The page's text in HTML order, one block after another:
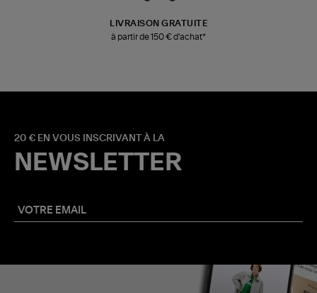
LIVRAISON GRATUITE
à partir de 150 € d'achat*
20 € EN VOUS INSCRIVANT À LA
NEWSLETTER